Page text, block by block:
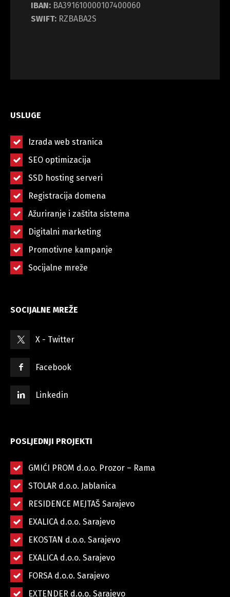
IBAN: BA391610000107400060
SWIFT: RZBABA2S
USLUGE
Izrada web stranica
SEO optimizacija
SSD hosting serveri
Registracija domena
Ažuriranje i zaštita sistema
Digitalni marketing
Promotivne kampanje
Socijalne mreže
SOCIJALNE MREŽE
X - Twitter
Facebook
Linkedin
POSLJEDNJI PROJEKTI
GMIĆI PROM d.o.o. Prozor – Rama
STOLAR d.o.o. Jablanica
RESIDENCE MEJTAŠ Sarajevo
EXALICA d.o.o. Sarajevo
EKOSTAN d.o.o. Sarajevo
EXALICA d.o.o. Sarajevo
FORSA d.o.o. Sarajevo
EXTENDER d.o.o. Sarajevo